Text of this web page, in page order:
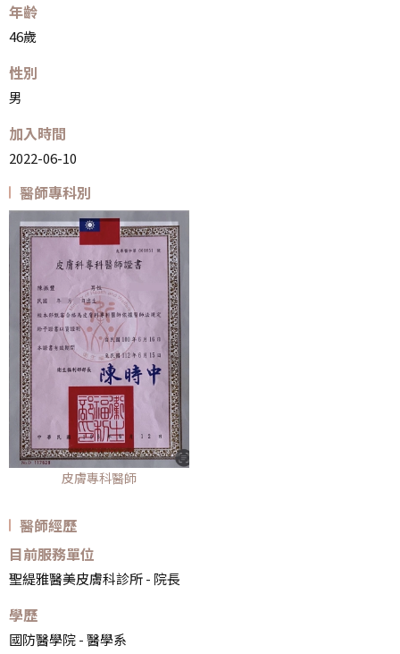
年齡
46歲
性別
男
加入時間
2022-06-10
醫師專科別
皮膚專科醫師
醫師經歷
目前服務單位
聖緹雅醫美皮膚科診所 - 院長
學歷
國防醫學院 - 醫學系